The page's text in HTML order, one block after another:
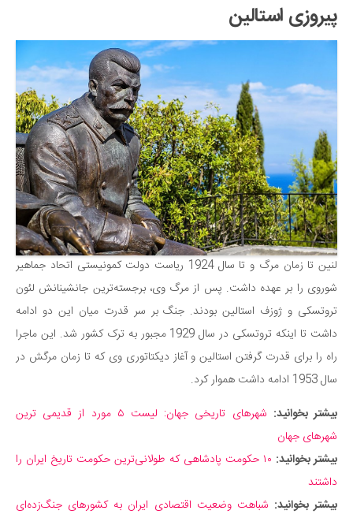
پیروزی استالین
لنین تا زمان مرگ و تا سال 1924 ریاست دولت کمونیستی اتحاد جماهیر
شوروی را بر عهده داشت. پس از مرگ وی، برجسته‌ترین جانشینانش لئون
تروتسکی و ژوزف استالین بودند. جنگ بر سر قدرت میان این دو ادامه
داشت تا اینکه تروتسکی در سال 1929 مجبور به ترک کشور شد. این ماجرا
راه را برای قدرت گرفتن استالین و آغاز دیکتاتوری وی که تا زمان مرگش در
سال 1953 ادامه داشت هموار کرد.
بیشتر بخوانید:
شهرهای تاریخی جهان: لیست ۵ مورد از قدیمی ترین
شهرهای جهان
بیشتر بخوانید:
۱۰ حکومت پادشاهی که طولانی‌ترین حکومت تاریخ ایران را
داشتند
بیشتر بخوانید: شباهت وضعیت اقتصادی ایران به کشور‌های جنگ‌زده‌ای